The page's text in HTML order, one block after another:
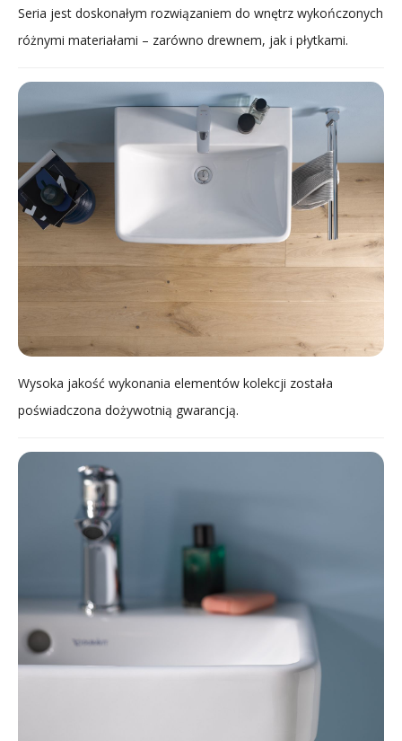
Seria jest doskonałym rozwiązaniem do wnętrz wykończonych
różnymi materiałami – zarówno drewnem, jak i płytkami.
Wysoka jakość wykonania elementów kolekcji została
poświadczona dożywotnią gwarancją.